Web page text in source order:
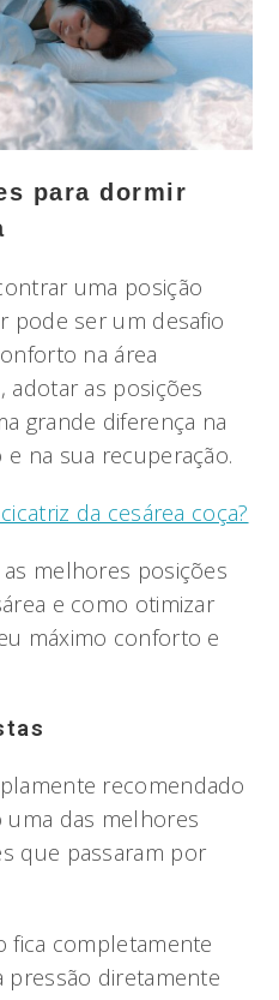
para dormir
uma posição
pode ser um desafio
na área
adotar as posições
grande diferença na
na sua recuperação.
da cesárea coça?
melhores posições
e como otimizar
máximo conforto e
recomendado
uma das melhores
que passaram por
fica completamente
pressão diretamente